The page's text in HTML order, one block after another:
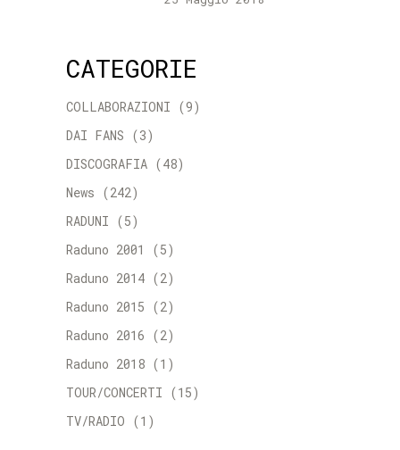
CATEGORIE
COLLABORAZIONI (9)
DAI FANS (3)
DISCOGRAFIA (48)
News (242)
RADUNI (5)
Raduno 2001
(5)
Raduno 2014 (2)
Raduno 2015 (2)
Raduno 2016 (2)
Raduno 2018 (1)
TOUR/CONCERTI (15)
TV/RADIO (1)